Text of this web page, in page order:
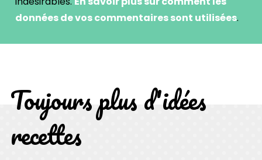
données de vos commentaires sont utilisées.
Toujours plus d'idées
recettes